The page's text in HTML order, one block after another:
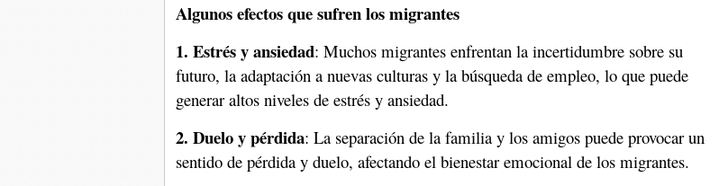
Algunos efectos que sufren los migrantes
1. Estrés y ansiedad: Muchos migrantes enfrentan la incertidumbre sobre su
futuro, la adaptación a nuevas culturas y la búsqueda de empleo, lo que puede
generar altos niveles de estrés y ansiedad.
2. Duelo y pérdida: La separación de la familia y los amigos puede provocar un
sentido de pérdida y duelo, afectando el bienestar emocional de los migrantes.